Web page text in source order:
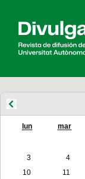
Artículos
lun mar
3
4
10
11